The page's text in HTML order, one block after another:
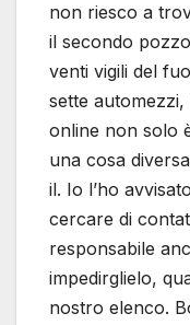
non riesco a
il secondo
venti vigili del
sette
online non solo
una cosa
il. Io l’ho
cercare di
responsabile
impedirglielo,
nostro elenco.